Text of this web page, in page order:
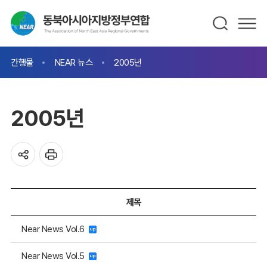
간행물 NEAR 뉴스 2005년
2005년
제목
Near News Vol.6
Near News Vol.5